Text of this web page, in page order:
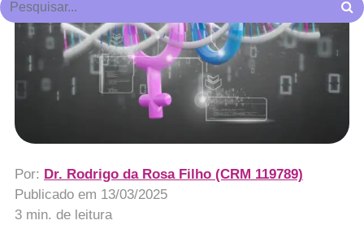
Por: Dr. Rodrigo da Rosa Filho (CRM 119789)
Publicado em 13/03/2025
3 min. de leitura